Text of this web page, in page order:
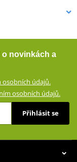
pádu
zadní straně kolen
o novinkách a
osobních údajů.
osobních údajů.
Přihlásit se